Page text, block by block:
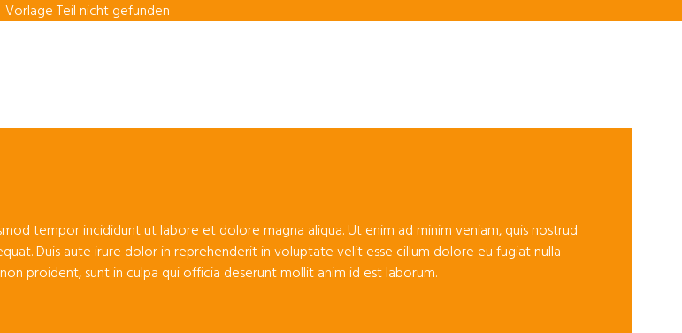
Vorlage Teil nicht gefunden
tempor incididunt ut labore et dolore magna aliqua. Ut enim ad minim veniam, quis nostrud
Duis aute irure dolor in reprehenderit in voluptate velit esse cillum dolore eu fugiat nulla
proident, sunt in culpa qui officia deserunt mollit anim id est laborum.